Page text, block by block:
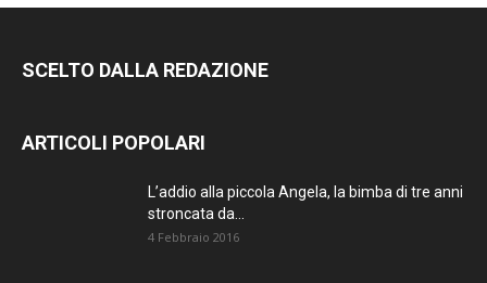
SCELTO DALLA REDAZIONE
ARTICOLI POPOLARI
L’addio alla piccola Angela, la bimba di tre anni
stroncata da...
4 Febbraio 2016